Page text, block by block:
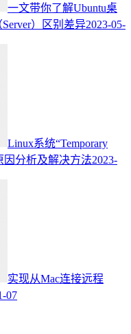
一文带你了解Ubuntu桌
）区别差异2023-05-
Linux系统“Temporary
因分析及解决方法2023-
实现从Mac连接远程
07